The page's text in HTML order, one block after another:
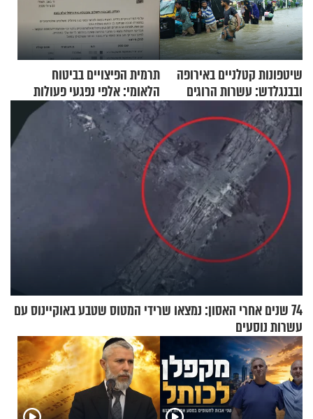
שיטפונות קטלניים באירופה
ובבנגלדש: עשרות הרוגים
ומיליון נפגעים
תרמית הפיצויים בביטוח
הלאומי: אלפי נפגעי פעולות
איבה קיבלו כספים במירמה
74 שנים אחרי האסון: נמצאו שרידי המטוס שטבע באוקיינוס עם
עשרות נוסעים